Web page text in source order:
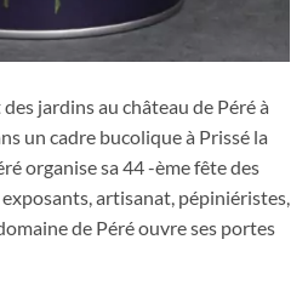
jardins au château de Péré à
un cadre bucolique à Prissé la
organise sa 44 -ème fête des
artisanat, pépiniéristes,
de Péré ouvre ses portes